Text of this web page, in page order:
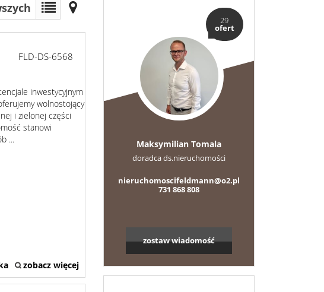
FLD-DS-6568
inwestycyjnym
wolnostojący
i zielonej części
stanowi
...
zobacz więcej
29
ofert
Maksymilian Tomala
doradca ds.nieruchomości
nieruchomoscifeldmann@o2.pl
731 868 808
zostaw wiadomość